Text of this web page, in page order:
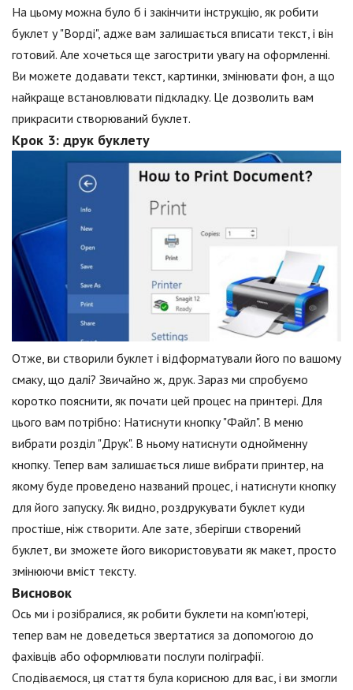
На цьому можна було б і закінчити інструкцію, як робити
буклет у "Ворді", адже вам залишається вписати текст, і він
готовий. Але хочеться ще загострити увагу на оформленні.
Ви можете додавати текст, картинки, змінювати фон, а що
найкраще встановлювати підкладку. Це дозволить вам
прикрасити створюваний буклет.
Крок 3: друк буклету
Отже, ви створили буклет і відформатували його по вашому
смаку, що далі? Звичайно ж, друк. Зараз ми спробуємо
коротко пояснити, як почати цей процес на принтері. Для
цього вам потрібно: Натиснути кнопку "Файл". В меню
вибрати розділ "Друк". В ньому натиснути однойменну
кнопку. Тепер вам залишається лише вибрати принтер, на
якому буде проведено названий процес, і натиснути кнопку
для його запуску. Як видно, роздрукувати буклет куди
простіше, ніж створити. Але зате, зберігши створений
буклет, ви зможете його використовувати як макет, просто
змінюючи вміст тексту.
Висновок
Ось ми і розібралися, як робити буклети на комп'ютері,
тепер вам не доведеться звертатися за допомогою до
фахівців або оформлювати послуги поліграфії.
Сподіваємося, ця стаття була корисною для вас, і ви змогли